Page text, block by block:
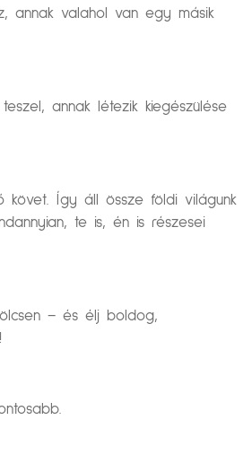
annak valahol van egy másik
annak létezik kiegészülése
követ. Így áll össze földi világunk
te is, én is részesei
– és élj boldog,